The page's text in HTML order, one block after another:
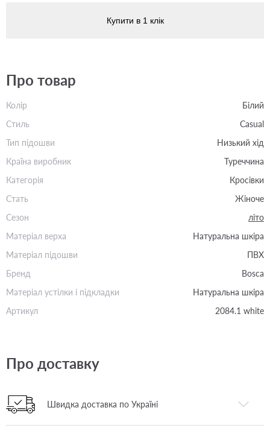
Купити в 1 клік
Про товар
Колір
Білий
Стиль
Casual
Тип підошви
Низький хід
Країна виробник
Туреччина
Категорія
Кросівки
Стать
Жіноче
Сезон
літо
Матеріал верха
Натуральна шкіра
Матеріал підошви
ПВХ
Бренд
Bosca
Матеріал устілки і підкладки
Натуральна шкіра
Артикул
2084.1 white
Про доставку
Швидка доставка по Україні